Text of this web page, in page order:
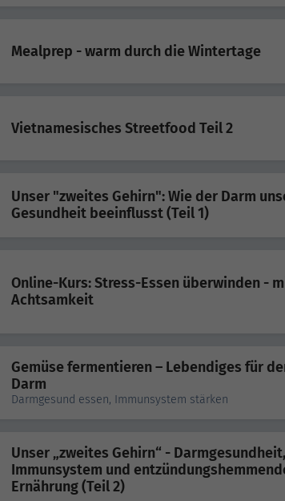
Mealprep - warm durch die Wintertage
Vietnamesisches Streetfood Teil 2
Unser "zweites Gehirn": Wie der Darm
Gesundheit beeinflusst (Teil 1)
Online-Kurs: Stress-Essen überwinden -
Achtsamkeit
Gemüse fermentieren – Lebendiges für
Darm
Darmgesund essen, Immunsystem stärken
Unser „zweites Gehirn“ - Darmgesundheit,
Immunsystem und
Ernährung (Teil 2)